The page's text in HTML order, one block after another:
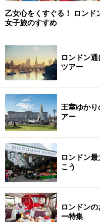
※海外を訪れる際には最新情
ホームページ
」を確認する
ださい。
乙女心をくすぐる！ ロンド
女子旅のすすめ
ロンドン
ツアー
王室ゆか
アー
ロンドン
こう
ロンドン
ー特集